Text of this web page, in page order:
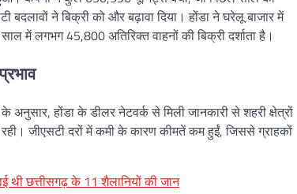
ने बिक्री को और बढ़ावा दिया। होंडा ने घरेलू बाजार में
लगभग 45,800 अतिरिक्त वाहनों की बिक्री दर्शाता है।
के अनुसार, होंडा के डीलर नेटवर्क से मिली जानकारी से शहरी क्षेत्रों
जीएसटी दरों में कमी के कारण कीमतें कम हुईं, जिससे ग्राहकों
थी छत्तीसगढ़ के 11 शैलानियों की जान